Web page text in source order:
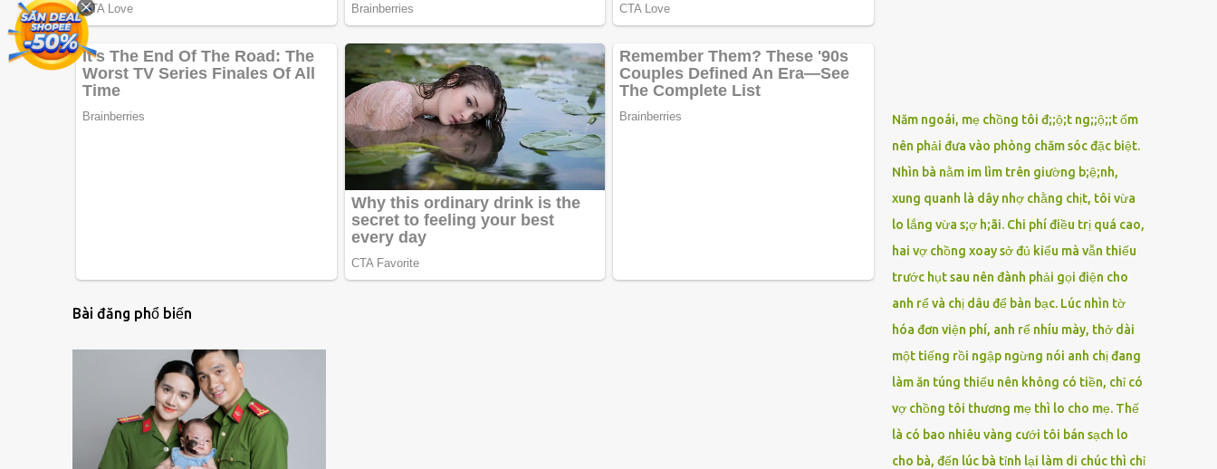
Bài đăng phổ biến
phẩm đủ cả thì Linh lại sống rất giản dị. Cô
cũng muốn làm đẹp nhưng nghĩ thà dành
tiền đó mua đồ ăn ngon bồi bổ cho mẹ thì sẽ
tốt hơn. Gần 30 tuổi Linh vẫn chưa có chồng,
phần vì gia đình Linh nghèo, phần nữa là
Linh sợ cảnh lấy chồng rồi bỏ mẹ một mình
Xuân là bạn học cũ của mẹ Linh đến chơi,
thấy Linh liền khen nức nở: ”Ôi trời, cái Linh
càng ngày càng xinh ra ấy nhỉ? Thế sắp lấy
chồng chưa cháu?”. Nghe đến đó thì mẹ Linh
tiếp lời: ”Cô...
Năm ngoái, mẹ chồng tôi đ;;ộ;t ng;;ộ;;t ốm
nên phải đưa vào phòng chăm sóc đặc biệt.
Nhìn bà nằm im lìm trên giường b;ệ;nh,
xung quanh là dây nhợ chằng chịt, tôi vừa
lo lắng vừa s;ợ h;ãi. Chi phí điều trị quá cao,
hai vợ chồng xoay sở đủ kiểu mà vẫn thiếu
trước hụt sau nên đành phải gọi điện cho
anh rể và chị dâu để bàn bạc. Lúc nhìn tờ
hóa đơn viện phí, anh rể nhíu mày, thở dài
một tiếng rồi ngập ngừng nói anh chị đang
làm ăn túng thiếu nên không có tiền, chỉ có
vợ chồng tôi thương mẹ thì lo cho mẹ. Thế
là có bao nhiêu vàng cưới tôi bán sạch lo
cho bà, đến lúc bà tỉnh lại làm di chúc thì chỉ